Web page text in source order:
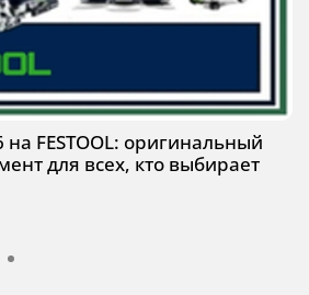
FESTOOL: оригинальный
для всех, кто выбирает